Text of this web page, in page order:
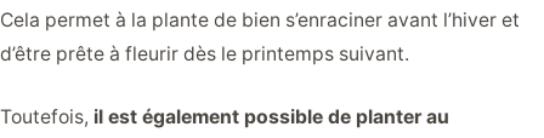
Cela permet à la plante de bien s’enraciner avant l’hiver et
d’être prête à fleurir dès le printemps suivant.
Toutefois, il est également possible de planter au